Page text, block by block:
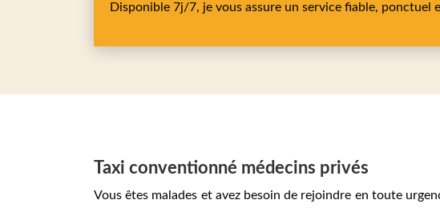
Disponible 7j/7, je vous assure un service fiable,
Taxi conventionné médecins privés
Vous êtes malades et avez besoin de rejoindre en toute